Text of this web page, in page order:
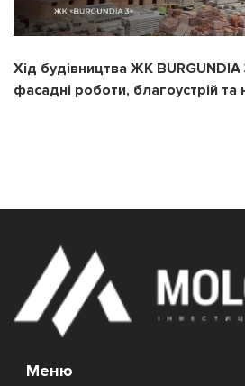
Хід будівництва ЖК
фасадні роботи, благоустрій та
Меню